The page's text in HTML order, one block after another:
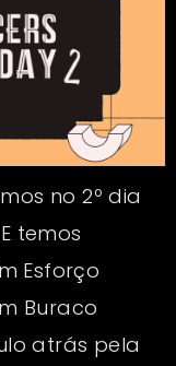
no 2º dia
temos
Esforço
Buraco
atrás pela